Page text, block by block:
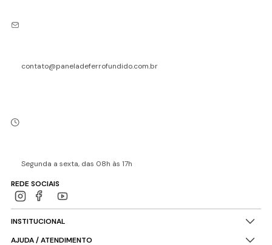
contato@paneladeferrofundido.com.br
Segunda a sexta, das 08h às 17h
REDE SOCIAIS
INSTITUCIONAL
AJUDA / ATENDIMENTO